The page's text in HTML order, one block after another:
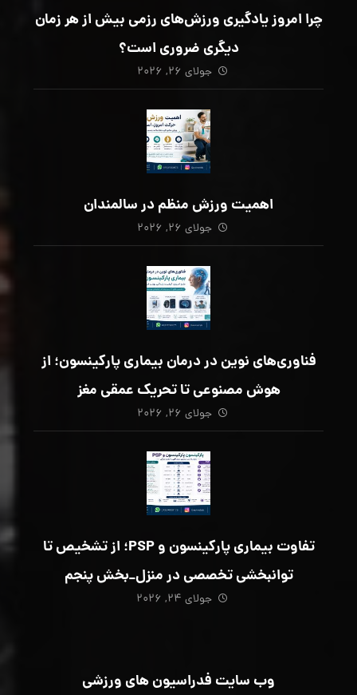
چرا امروز یادگیری ورزش‌های رزمی بیش از هر زمان
دیگری ضروری است؟
جولای ۲۶, ۲۰۲۶
اهمیت ورزش منظم در سالمندان
جولای ۲۶, ۲۰۲۶
فناوری‌های نوین در درمان بیماری پارکینسون؛ از
هوش مصنوعی تا تحریک عمقی مغز
جولای ۲۶, ۲۰۲۶
تفاوت بیماری پارکینسون و PSP؛ از تشخیص تا
توانبخشی تخصصی در منزل_بخش پنجم
جولای ۲۴, ۲۰۲۶
وب سایت فدراسیون های ورزشی